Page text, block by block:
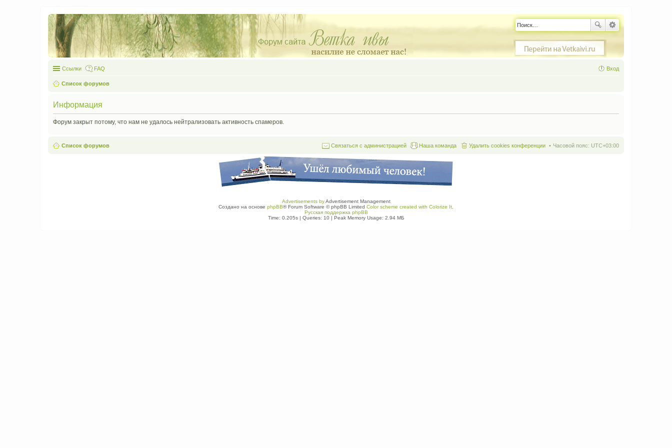
Ссылки FAQ Вход
Список форумов
Информация
Форум закрыт потому, что нам не удалось нейтрализовать активность спамеров.
Список форумов Часовой пояс: UTC+03:00
Удалить cookies конференции
Наша команда
Связаться с администрацией
Advertisements byAdvertisement Management
Создано на основе phpBB® Forum Software © phpBB Limited Color scheme created with Colorize It
Русская поддержка phpBB
Time: 0.205s| Queries: 10| Peak Memory Usage: 2.94 МБ